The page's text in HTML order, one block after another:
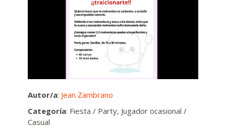
Autor/a: Jean Zambrano
Categoría: Fiesta / Party, Jugador ocasional /
Casual